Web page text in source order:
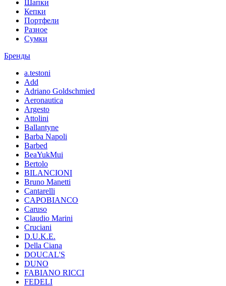
Шапки
Кепки
Портфели
Разное
Сумки
Бренды
a.testoni
Add
Adriano Goldschmied
Aeronautica
Argesto
Attolini
Ballantyne
Barba Napoli
Barbed
BeaYukMui
Bertolo
BILANCIONI
Bruno Manetti
Cantarelli
CAPOBIANCO
Caruso
Claudio Marini
Cruciani
D.U.K.E.
Della Ciana
DOUCAL'S
DUNO
FABIANO RICCI
FEDELI